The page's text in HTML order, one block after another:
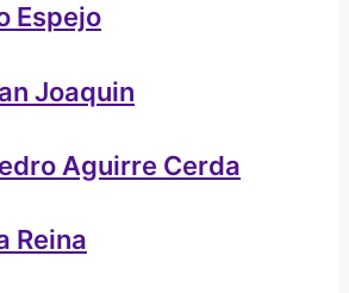
Espejo
Joaquin
Aguirre Cerda
Reina